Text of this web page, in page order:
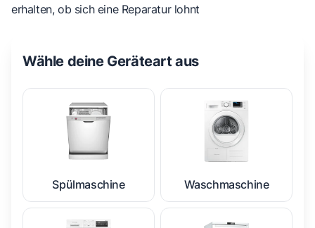
erhalten, ob sich eine Reparatur lohnt
Wähle deine Geräteart aus
Spülmaschine Waschmaschine